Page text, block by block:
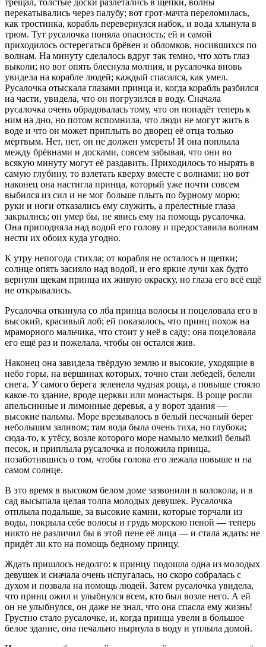
перекатывались через палубу; вот грот-мачта переломилась,
как тростинка, корабль перевернулся набок, и вода хлынула в
трюм. Тут русалочка поняла опасность; ей и самой
приходилось остерегаться брёвен и обломков, носившихся по
волнам. На минуту сделалось вдруг так темно, что хоть глаз
выколи; но вот опять блеснула молния, и русалочка вновь
увидела на корабле людей; каждый спасался, как умел.
Русалочка отыскала глазами принца и, когда корабль разбился
на части, увидела, что он погрузился в воду. Сначала
русалочка очень обрадовалась тому, что он попадёт теперь к
ним на дно, но потом вспомнила, что люди не могут жить в
воде и что он может приплыть во дворец её отца только
мёртвым. Нет, нет, он не должен умереть! И она поплыла
между брёвнами и досками, совсем забывая, что они во
всякую минуту могут её раздавить. Приходилось то нырять в
самую глубину, то взлетать кверху вместе с волнами; но вот
наконец она настигла принца, который уже почти совсем
выбился из сил и не мог больше плыть по бурному морю;
руки и ноги отказались ему служить, а прелестные глаза
закрылись; он умер бы, не явись ему на помощь русалочка.
Она приподняла над водой его голову и предоставила волнам
нести их обоих куда угодно.
К утру непогода стихла; от корабля не осталось и щепки;
солнце опять засияло над водой, и его яркие лучи как будто
вернули щекам принца их живую окраску, но глаза его всё ещё
не открывались.
Русалочка откинула со лба принца волосы и поцеловала его в
высокий, красивый лоб; ей показалось, что принц похож на
мраморного мальчика, что стоит у неё в саду; она поцеловала
его ещё раз и пожелала, чтобы он остался жив.
Наконец она завидела твёрдую землю и высокие, уходящие в
небо горы, на вершинах которых, точно стаи лебедей, белели
снега. У самого берега зеленела чудная роща, а повыше стояло
какое-то здание, вроде церкви или монастыря. В роще росли
апельсинные и лимонные деревья, а у ворот здания —
высокие пальмы. Море врезывалось в белый песчаный берег
небольшим заливом; там вода была очень тиха, но глубока;
сюда-то, к утёсу, возле которого море намыло мелкий белый
песок, и приплыла русалочка и положила принца,
позаботившись о том, чтобы голова его лежала повыше и на
самом солнце.
В это время в высоком белом доме зазвонили в колокола, и в
сад высыпала целая толпа молодых девушек. Русалочка
отплыла подальше, за высокие камни, которые торчали из
воды, покрыла себе волосы и грудь морскою пеной — теперь
никто не различил бы в этой пене её лица — и стала ждать: не
придёт ли кто на помощь бедному принцу.
Ждать пришлось недолго: к принцу подошла одна из молодых
девушек и сначала очень испугалась, но скоро собралась с
духом и позвала на помощь людей. Затем русалочка увидела,
что принц ожил и улыбнулся всем, кто был возле него. А ей
он не улыбнулся, он даже не знал, что она спасла ему жизнь!
Грустно стало русалочке, и, когда принца увели в большое
белое здание, она печально нырнула в воду и уплыла домой.